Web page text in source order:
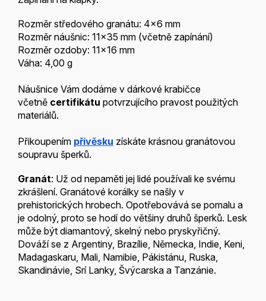
Rozměr středového granátu: 4x6 mm
Rozměr náušnic: 11x35 mm (včetně zapínání)
Rozměr ozdoby: 11x16 mm
Váha: 4,00 g
Náušnice Vám dodáme v dárkové krabičce
včetně certifikátu potvrzujícího pravost použitých
materiálů.
Přikoupením přívěsku získáte krásnou granátovou
soupravu šperků.
Granát: Už od nepaměti jej lidé používali ke svému
zkrášlení. Granátové korálky se našly v
prehistorických hrobech. Opotřebovává se pomalu a
je odolný, proto se hodí do většiny druhů šperků. Lesk
může být diamantový, skelný nebo pryskyřičný.
Dováží se z Argentiny, Brazílie, Německa, Indie, Keni,
Madagaskaru, Mali, Namibie, Pákistánu, Ruska,
Skandinávie, Srí Lanky, Švýcarska a Tanzánie.